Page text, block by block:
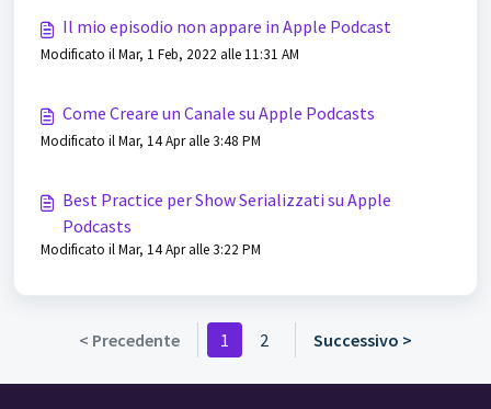
Il mio episodio non appare in Apple Podcast
Modificato il Mar, 1 Feb, 2022 alle 11:31 AM
Come Creare un Canale su Apple Podcasts
Modificato il Mar, 14 Apr alle 3:48 PM
Best Practice per Show Serializzati su Apple
Podcasts
Modificato il Mar, 14 Apr alle 3:22 PM
< Precedente 1 2 Successivo >